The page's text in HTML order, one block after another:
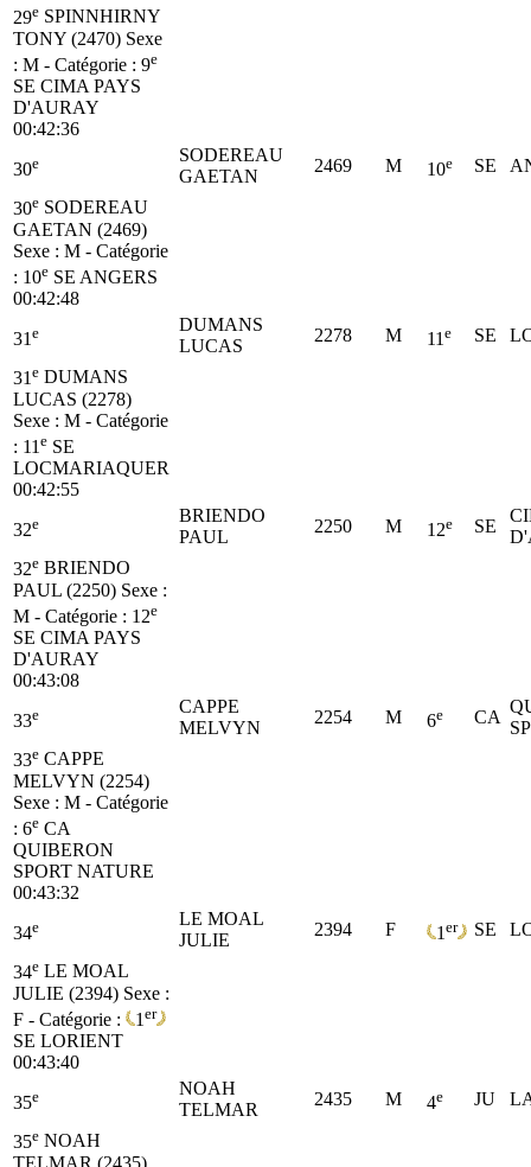
29e SPINNHIRNY
TONY (2470) Sexe
: M - Catégorie : 9e
SE CIMA PAYS
D'AURAY
00:42:36
30e
SODEREAU
GAETAN
2469 M 10e SE
30e SODEREAU
GAETAN (2469)
Sexe : M - Catégorie
: 10e SE ANGERS
00:42:48
31 e
DUMANS
LUCAS
2278 M 11 e SE
31 e DUMANS
LUCAS (2278)
Sexe : M - Catégorie
: 11 e SE
LOCMARIAQUER
00:42:55
32e
BRIENDO
PAUL
2250 M 12e SE
32e BRIENDO
PAUL (2250) Sexe :
M - Catégorie : 12e
SE CIMA PAYS
D'AURAY
00:43:08
33e
CAPPE
MELVYN
2254 M 6e CA
33e CAPPE
MELVYN (2254)
Sexe : M - Catégorie
: 6e CA
QUIBERON
SPORT NATURE
00:43:32
34e
LE MOAL
JULIE
2394 F 1 er SE
34e LE MOAL
JULIE (2394) Sexe :
F - Catégorie :
1 er
SE LORIENT
00:43:40
35e
NOAH
TELMAR
2435 M 4e JU
35e NOAH
TELMAR (2435)